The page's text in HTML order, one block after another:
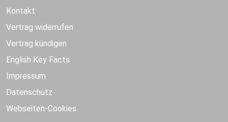
Kontakt
Vertrag widerrufen
Vertrag kündigen
English Key Facts
Impressum
Datenschutz
Webseiten-Cookies